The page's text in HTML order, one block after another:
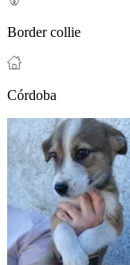
Border collie
Córdoba